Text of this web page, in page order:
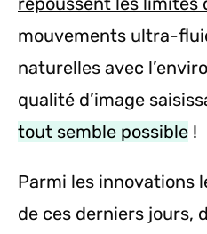
mouvements ultra-
naturelles avec
qualité d’image
tout semble possible !
Parmi les innovations
de ces derniers jours,